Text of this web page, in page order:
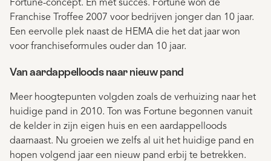
Fortune-concept. En met succes. Fortune won de
Franchise Troffee 2007 voor bedrijven jonger dan 10 jaar.
Een eervolle plek naast de HEMA die het dat jaar won
voor franchiseformules ouder dan 10 jaar.
Van aardappelloods naar nieuw pand
Meer hoogtepunten volgden zoals de verhuizing naar het
huidige pand in 2010. Ton was Fortune begonnen vanuit
de kelder in zijn eigen huis en een aardappelloods
daarnaast. Nu groeien we zelfs al uit het huidige pand en
hopen volgend jaar een nieuw pand erbij te betrekken.